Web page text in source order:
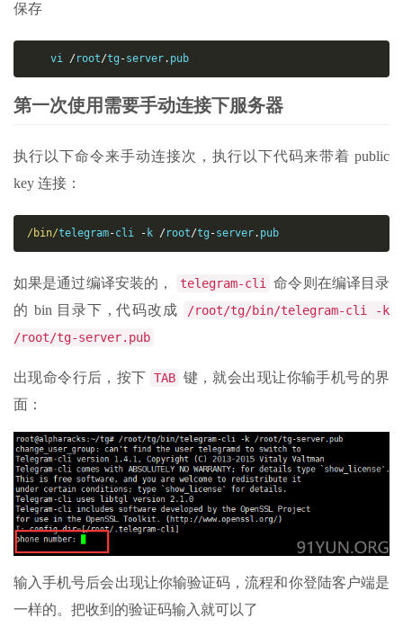
保存
vi /root/tg -server. pub
第一次使用需要手动连接下服务器
执行以下命令来手动连接次，执行以下代码来带着 public
key 连接：
/bin/telegram-cli - k /root/tg -server. pub
如果是通过编译安装的， telegram-cli
命令则在编译目录
的 bin 目录下 , 代码改成
/root/tg/bin/telegram-cli -k
/root/tg-server.pub
出现命令行后，按下 TAB 键，就会出现让你输手机号的界
面：
输入手机号后会出现让你输验证码，流程和你登陆客户端是
一样的。把收到的验证码输入就可以了